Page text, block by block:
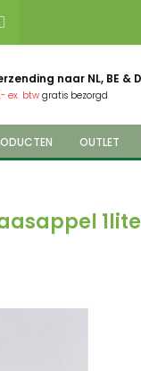
naar NL, BE &
ex. btwgratis bezorgd
OUTLET